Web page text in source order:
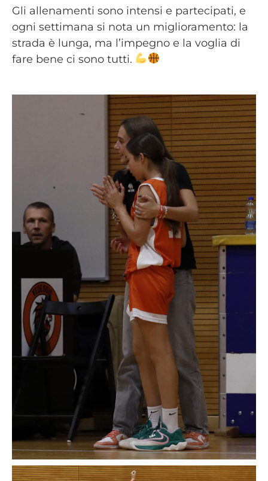
Gli allenamenti sono intensi e partecipati, e
ogni settimana si nota un miglioramento: la
strada è lunga, ma l’impegno e la voglia di
fare bene ci sono tutti.